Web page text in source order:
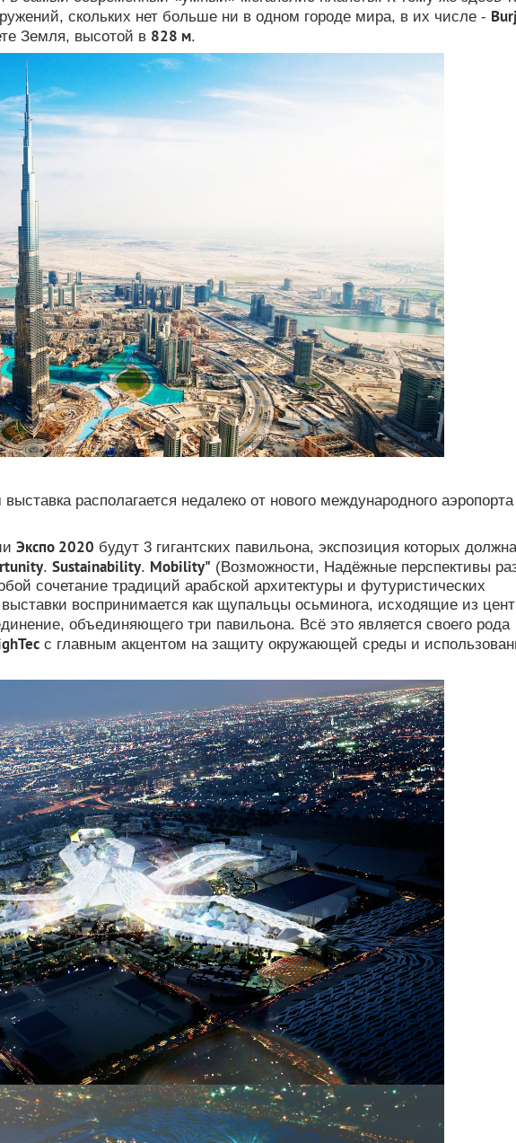
скольких нет больше ни в одном городе мира, в их числе - Burj
Земля, высотой в 828 м.
располагается недалеко от нового международного аэропорта
Экспо 2020 будут 3 гигантских павильона, экспозиция которых
. Sustainability. Mobility" (Возможности, Надёжные перспективы
сочетание традиций арабской архитектуры и футуристических
воспринимается как щупальцы осьминогa, исходящие из
объединяющего три павильона. Всё это является своего рода
с главным акцентом на защиту окружающей среды и